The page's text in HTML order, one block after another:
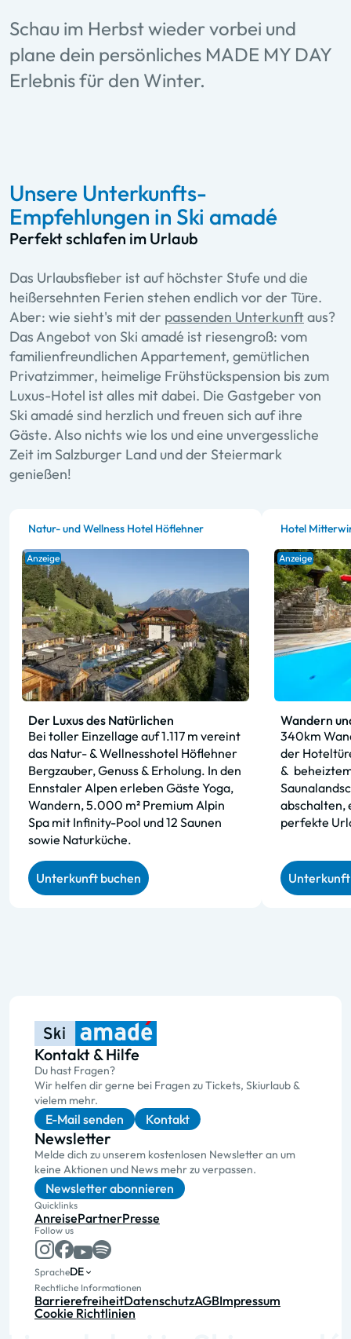
Schau im Herbst wieder vorbei und
plane dein persönliches MADE MY DAY
Erlebnis für den Winter.
Unsere Unterkunfts-
Empfehlungen in Ski amadé
Perfekt schlafen im Urlaub
Das Urlaubsfieber ist auf höchster Stufe und die
heißersehnten Ferien stehen endlich vor der Türe.
Aber: wie sieht's mit der passenden Unterkunftaus?
Das Angebot von Ski amadé ist riesengroß: vom
familienfreundlichen Appartement, gemütlichen
Privatzimmer, heimelige Frühstückspension bis zum
Luxus-Hotel ist alles mit dabei. Die Gastgeber von
Ski amadé sind herzlich und freuen sich auf ihre
Gäste. Also nichts wie los und eine unvergessliche
Zeit im Salzburger Land und der Steiermark
genießen!
Natur- und Wellness Hotel Höflehner
Anzeige
Der Luxus des Natürlichen
Bei toller Einzellage auf 1.117 m vereint
das Natur- & Wellnesshotel Höflehner
Bergzauber, Genuss & Erholung. In den
Ennstaler Alpen erleben Gäste Yoga,
Wandern, 5.000 m² Premium Alpin
Spa mit Infinity-Pool und 12 Saunen
sowie Naturküche.
Unterkunft buchen
Hotel
Anzeige
Wandern
340km
der
&
abschalten,
perfekte
Kontakt & Hilfe
Du hast Fragen?
Wir helfen dir gerne bei Fragen zu Tickets, Skiurlaub &
vielem mehr.
E-Mail senden Kontakt
Newsletter
Melde dich zu unserem kostenlosen Newsletter an um
keine Aktionen und News mehr zu verpassen.
Newsletter abonnieren
Quicklinks
AnreisePartnerPresse
Follow us
SpracheDE
Rechtliche Informationen
BarrierefreiheitDatenschutzAGBImpressum
Cookie Richtlinien